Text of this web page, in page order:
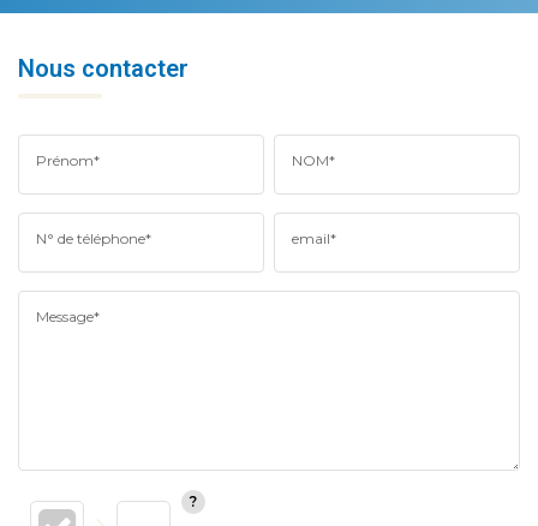
Nous contacter
Prénom* NOM*
N° de téléphone* email*
Message*